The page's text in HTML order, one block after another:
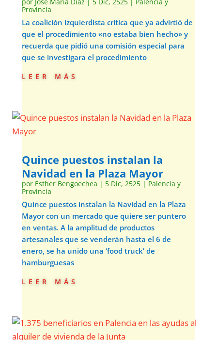
Provincia
La coalición izquierdista critica que ya advirtió de
que el procedimiento «no estaba bien hecho» y
recuerda que pidió una comisión especial para
que se investigara el procedimiento
leer más
Quince puestos instalan la
Navidad en la Plaza Mayor
por Esther Bengoechea | 5 Dic, 2525| Palencia y
Provincia
Quince puestos instalan la Navidad en la Plaza
Mayor con un mercado que quiere ser puntero
en ventas. A la amplitud de productos
artesanales que se venderán hasta el 6 de
enero, se ha unido una ‘food truck’ de
hamburguesas
leer más